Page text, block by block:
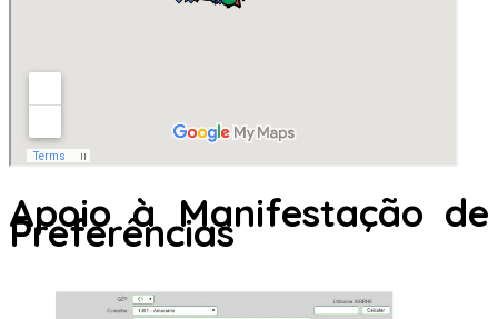
Apoio à Manifestação de
Preferências